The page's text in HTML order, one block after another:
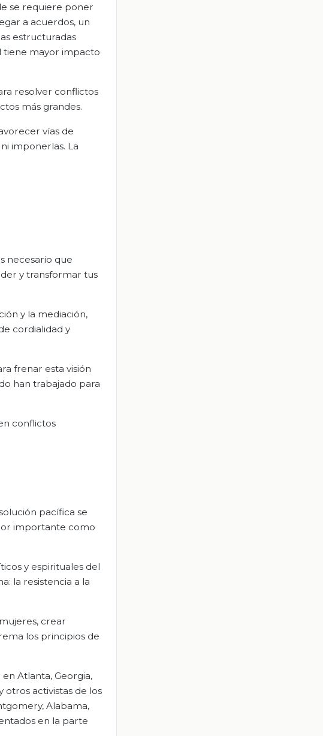
se requiere poner
a acuerdos, un
estructuradas
tiene mayor impacto
resolver conflictos
más grandes.
vías de
imponerlas. La
necesario que
y transformar tus
y la mediación,
cordialidad y
frenar esta visión
han trabajado para
conflictos
pacífica se
importante como
y espirituales del
la resistencia a la
crear
los principios de
Atlanta, Georgia,
otros activistas de los
Alabama,
en la parte